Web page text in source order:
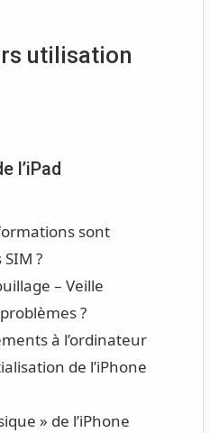
utilisation
l’iPad
sont
?
– Veille
?
à l’ordinateur
de l’iPhone
» de l’iPhone